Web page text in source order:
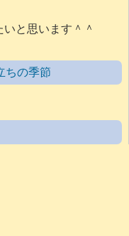
と思います＾＾
ちの季節